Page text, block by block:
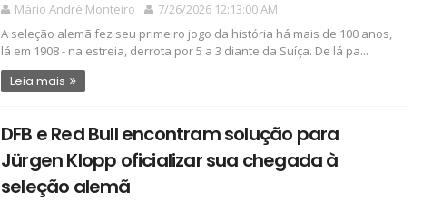
Mário André Monteiro
7/26/2026 12:13:00 AM
A seleção alemã fez seu primeiro jogo da história há mais de 100 anos,
lá em 1908 - na estreia, derrota por 5 a 3 diante da Suíça. De lá pa...
Leia mais
DFB e Red Bull encontram solução para
Jürgen Klopp oficializar sua chegada à
seleção alemã